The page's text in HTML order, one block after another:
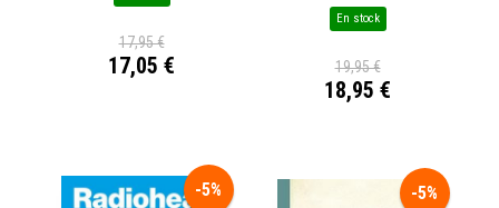
17,95 €
17,05 €
En stock
19,95 €
18,95 €
-5% -5%